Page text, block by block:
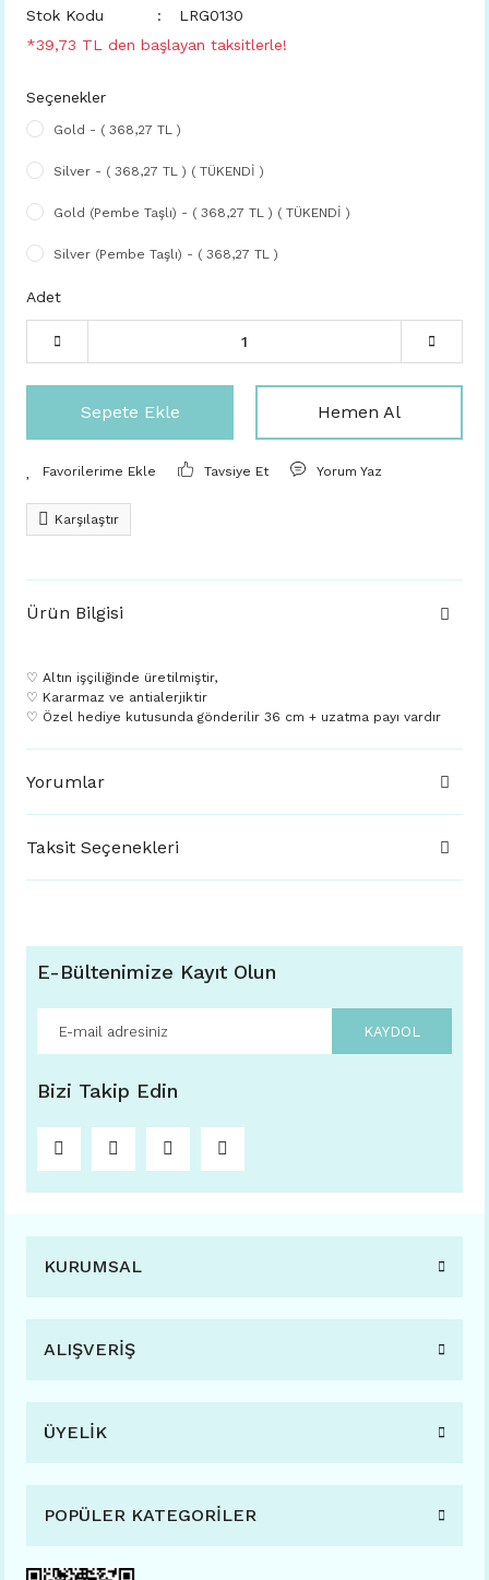
Stok Kodu
LRG0130
*39,73 TL den başlayan taksitlerle!
Seçenekler
Gold - ( 368,27 TL )
Silver - ( 368,27 TL ) ( TÜKENDİ )
Gold (Pembe Taşlı) - ( 368,27 TL ) ( TÜKENDİ )
Silver (Pembe Taşlı) - ( 368,27 TL )
Adet
Sepete Ekle Hemen Al
Tavsiye Et Yorum Yaz
Karşılaştır
Ürün Bilgisi
♡ Altın işçiliğinde üretilmiştir,
♡ Kararmaz ve antialerjiktir
♡ Özel hediye kutusunda gönderilir 36 cm + uzatma payı vardır
Yorumlar
Taksit Seçenekleri
E-Bültenimize Kayıt Olun
KAYDOL
Bizi Takip Edin
KURUMSAL
ALIŞVERİŞ
ÜYELİK
POPÜLER KATEGORİLER